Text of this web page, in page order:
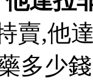
賣,他
多少